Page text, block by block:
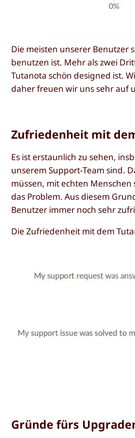
Die meisten unserer Benutzer
benutzen ist. Mehr als zwei
Tutanota schön designed ist.
daher freuen wir uns sehr auf
Zufriedenheit mit
Es ist erstaunlich zu sehen,
unserem Support-Team sind.
müssen, mit echten Menschen
das Problem. Aus diesem
Benutzer immer noch sehr
Die Zufriedenheit mit dem
Gründe fürs